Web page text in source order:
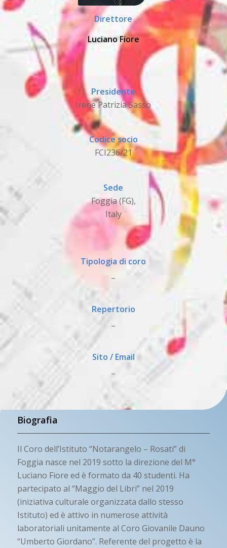
Direttore
Luciano Fiore
Presidente
Irene Patrizia Sasso
Codice socio
FCI236/21
Sede
Foggia (FG),
Italy
Tipologia di coro
Repertorio
Sito / Email
Biografia
Il Coro dell’Istituto “Notarangelo – Rosati” di
Foggia nasce nel 2019 sotto la direzione del M°
Luciano Fiore ed è formato da 40 studenti. Ha
partecipato al “Maggio del Libri” nel 2019
(iniziativa culturale organizzata dallo stesso
Istituto) ed è attivo in numerose attività
laboratoriali unitamente al Coro Giovanile Dauno
“Umberto Giordano”. Referente del progetto è la